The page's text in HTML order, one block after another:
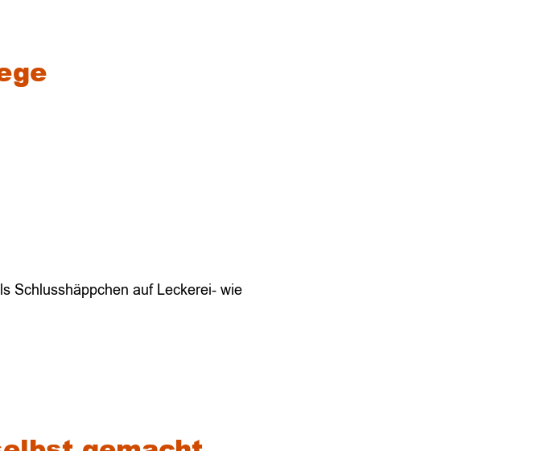
Schlusshäppchen auf Leckerei- wie